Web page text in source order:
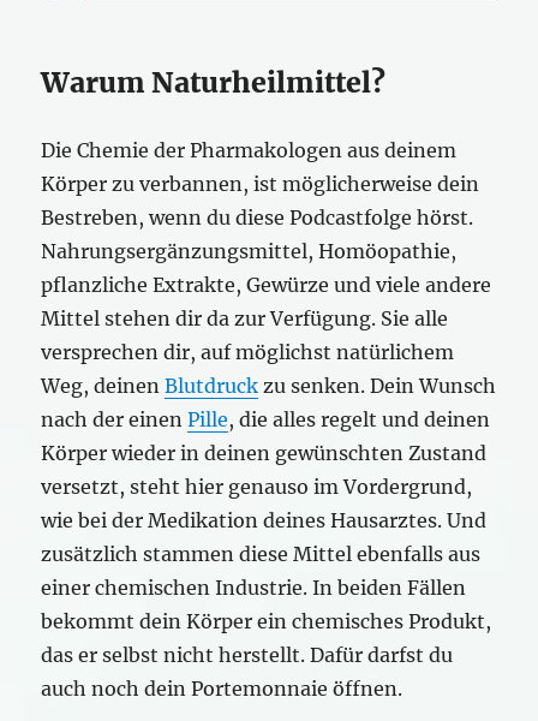
Warum Naturheilmittel?
Die Chemie der Pharmakologen aus deinem
Körper zu verbannen, ist möglicherweise dein
Bestreben, wenn du diese Podcastfolge hörst.
Nahrungsergänzungsmittel, Homöopathie,
pflanzliche Extrakte, Gewürze und viele andere
Mittel stehen dir da zur Verfügung. Sie alle
versprechen dir, auf möglichst natürlichem
Weg, deinenBlutdruck zu senken. Dein Wunsch
nach der einenPille, die alles regelt und deinen
Körper wieder in deinen gewünschten Zustand
versetzt, steht hier genauso im Vordergrund,
wie bei der Medikation deines Hausarztes. Und
zusätzlich stammen diese Mittel ebenfalls aus
einer chemischen Industrie. In beiden Fällen
bekommt dein Körper ein chemisches Produkt,
das er selbst nicht herstellt. Dafür darfst du
auch noch dein Portemonnaie öffnen.